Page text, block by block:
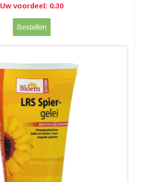
Uw voordeel: 0.30
Bestellen